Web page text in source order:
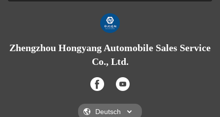
Zhengzhou Hongyang Automobile Sales Service
Co., Ltd.